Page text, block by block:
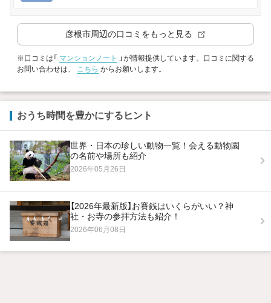
彦根市周辺の口コミをもっと見る
※口コミは「 マンションノート
」が情報提供しています。口コミに関する
お問い合わせは、 こちら からお願いします。
おうち時間を豊かにするヒント
世界・日本の珍しい動物一覧！会える動物園
の名前や場所も紹介
2026年05月26日
【2026年最新版】お賽銭はいくらがいい？神
社・お寺の参拝方法も紹介！
2026年06月08日